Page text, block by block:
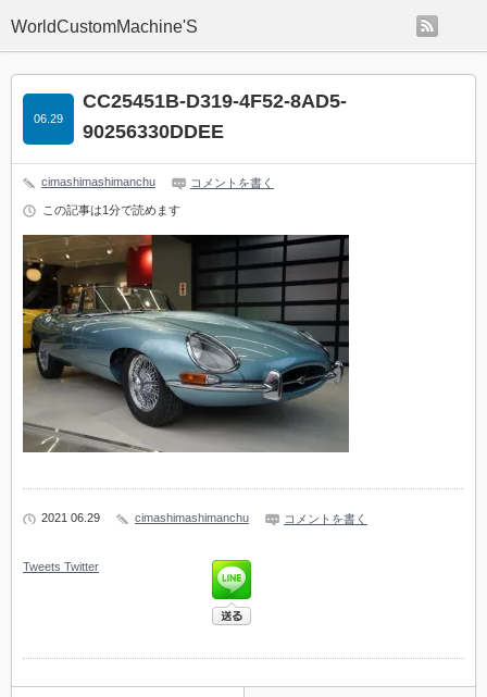
WorldCustomMachine'S
CC25451B-D319-4F52-8AD5-
90256330DDEE
06.29
cimashimashimanchu コメントを書く
この記事は1分で読めます
2021 06.29 cimashimashimanchu コメントを書く
Tweets Twitter